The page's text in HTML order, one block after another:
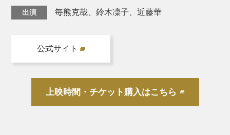
出演 毎熊克哉、鈴⽊凜⼦、近藤華
公式サイト
上映時間・チケット購入はこちら